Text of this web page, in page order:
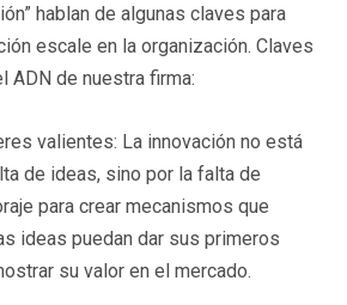
hablan de algunas claves para
escale en la organización. Claves
ADN de nuestra firma:
valientes: La innovación no está
de ideas, sino por la falta de
para crear mecanismos que
ideas puedan dar sus primeros
su valor en el mercado.